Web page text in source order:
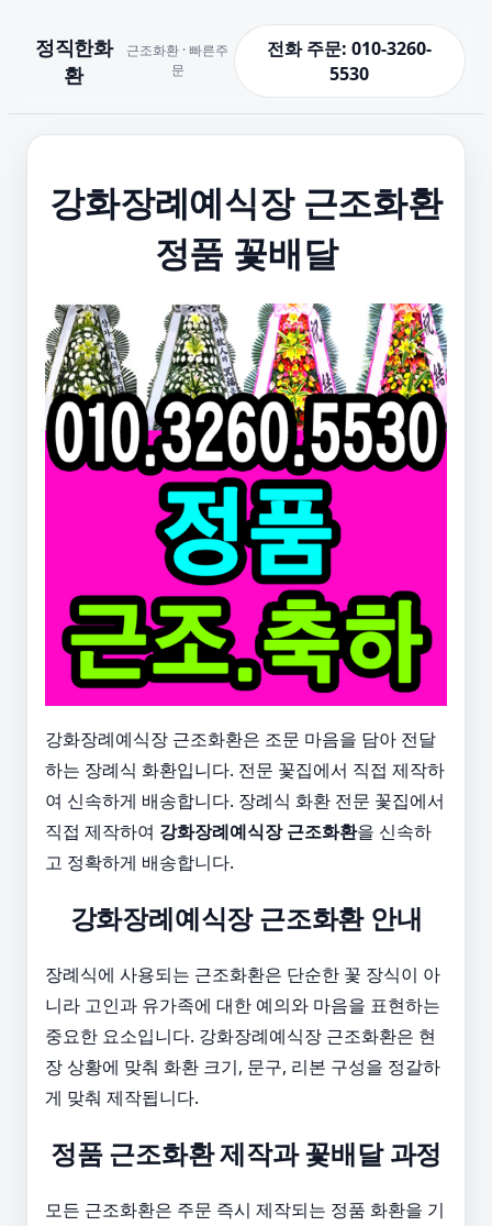
정직한화
환
근조화환 · 빠른주
문
전화 주문: 010-3260-
5530
강화장례예식장 근조화환
정품 꽃배달
강화장례예식장 근조화환은 조문 마음을 담아 전달
하는 장례식 화환입니다. 전문 꽃집에서 직접 제작하
여 신속하게 배송합니다. 장례식 화환 전문 꽃집에서
직접 제작하여 강화장례예식장 근조화환을 신속하
고 정확하게 배송합니다.
강화장례예식장 근조화환 안내
장례식에 사용되는 근조화환은 단순한 꽃 장식이 아
니라 고인과 유가족에 대한 예의와 마음을 표현하는
중요한 요소입니다. 강화장례예식장 근조화환은 현
장 상황에 맞춰 화환 크기, 문구, 리본 구성을 정갈하
게 맞춰 제작됩니다.
정품 근조화환 제작과 꽃배달 과정
모든 근조화환은 주문 즉시 제작되는 정품 화환을 기